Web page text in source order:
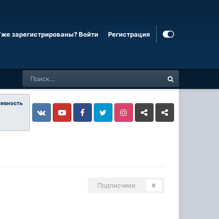
зарегистрированы? Войти Регистрация
VkontakteYouTube FacebookTwitter InstagramLivejournalOdnoklassniki
Подписчики 0